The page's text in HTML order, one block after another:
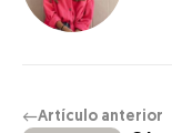
←Artículo anterior